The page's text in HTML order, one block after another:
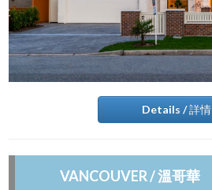
Details / 詳情
VANCOUVER / 溫哥華